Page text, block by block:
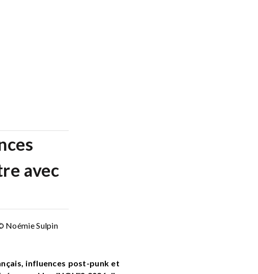
avec
Noémie Sulpin
influences post-punk et